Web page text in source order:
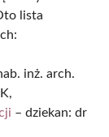
lista
inż. arch.
– dziekan: dr